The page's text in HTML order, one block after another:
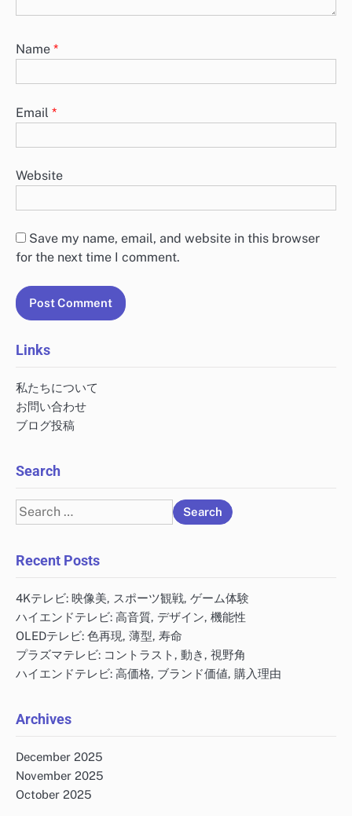
Name *
Email *
Website
Save my name, email, and website in this browser
for the next time I comment.
Links
私たちについて
お問い合わせ
ブログ投稿
Search
Search
for:
Recent Posts
4Kテレビ: 映像美, スポーツ観戦, ゲーム体験
ハイエンドテレビ: 高音質, デザイン, 機能性
OLEDテレビ: 色再現, 薄型, 寿命
プラズマテレビ: コントラスト, 動き, 視野角
ハイエンドテレビ: 高価格, ブランド価値, 購入理由
Archives
December 2025
November 2025
October 2025